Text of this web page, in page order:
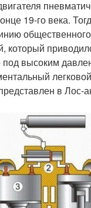
19-го века.
который
под высоким
в Лос-